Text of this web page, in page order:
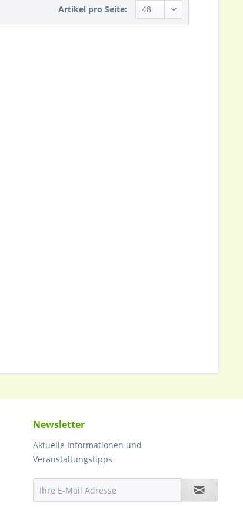
Artikel pro Seite:
Newsletter
Aktuelle Informationen und
Veranstaltungstipps